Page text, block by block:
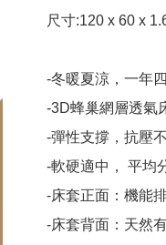
尺寸:120 x 60 x
-冬暖夏涼，一年
-3D蜂巢網層透氣
-彈性支撐，抗壓
-軟硬適中， 平均
-床套正面：機能
-床套背面：天然